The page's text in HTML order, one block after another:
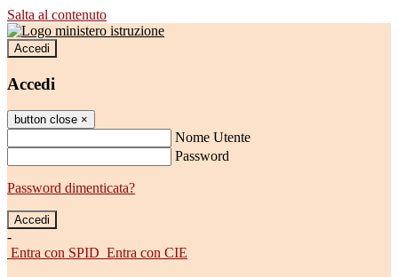
Salta al contenuto
Accedi
Accedi
button close ×
Nome Utente
Password
Password dimenticata?
-
Entra con SPID Entra con CIE